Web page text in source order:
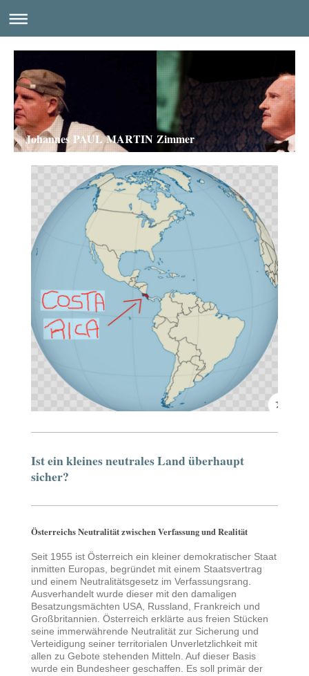
Johannes PAUL MARTIN Zimmer
Ist ein kleines neutrales Land überhaupt
sicher?
Österreichs Neutralität zwischen Verfassung und Realität
Seit 1955 ist Österreich ein kleiner demokratischer Staat
inmitten Europas, begründet mit einem Staatsvertrag
und einem Neutralitätsgesetz im Verfassungsrang.
Ausverhandelt wurde dieser mit den damaligen
Besatzungsmächten USA, Russland, Frankreich und
Großbritannien. Österreich erklärte aus freien Stücken
seine immerwährende Neutralität zur Sicherung und
Verteidigung seiner territorialen Unverletzlichkeit mit
allen zu Gebote stehenden Mitteln. Auf dieser Basis
wurde ein Bundesheer geschaffen. Es soll primär der